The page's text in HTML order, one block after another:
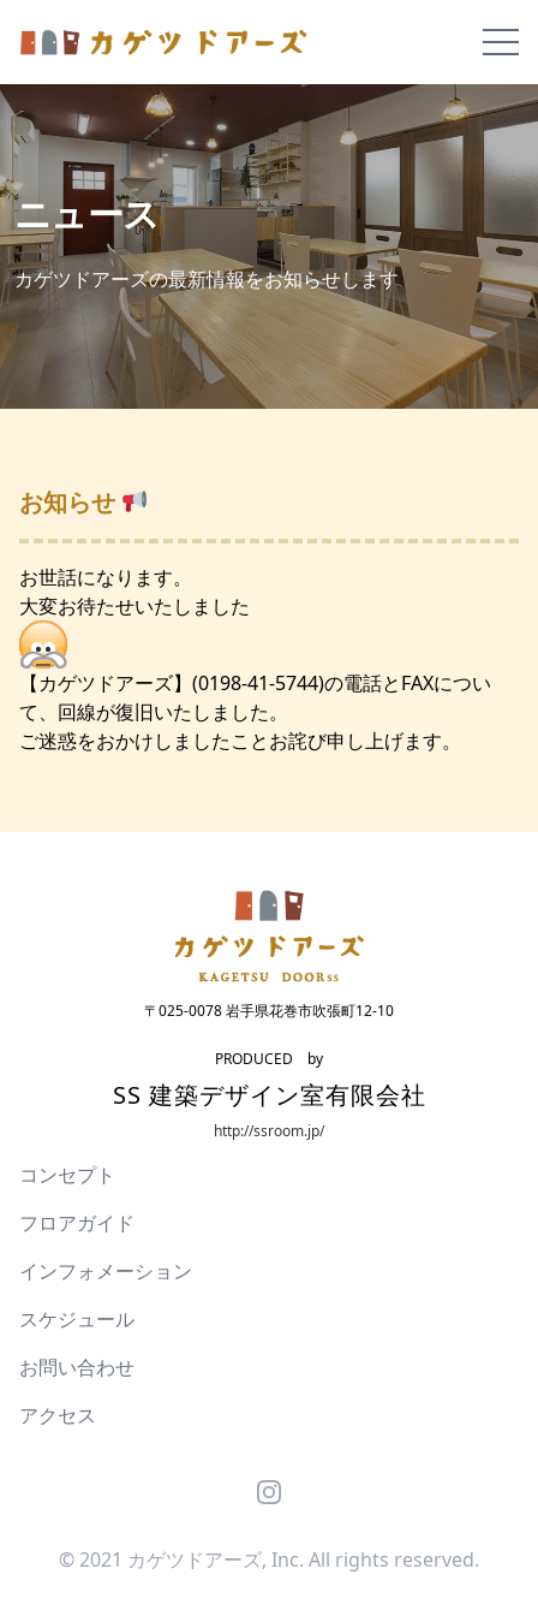
ニュース
カゲツドアーズの最新情報をお知らせします
お知らせ
お世話になります。
大変お待たせいたしました
【カゲツドアーズ】(0198-41-5744)の電話とFAXについ
て、回線が復旧いたしました。
ご迷惑をおかけしましたことお詫び申し上げます。
〒025-0078 岩手県花巻市吹張町12-10
PRODUCED by
SS 建築デザイン室有限会社
http://ssroom.jp/
コンセプト
フロアガイド
インフォメーション
スケジュール
お問い合わせ
アクセス
Instagram
© 2021 カゲツドアーズ, Inc. All rights reserved.